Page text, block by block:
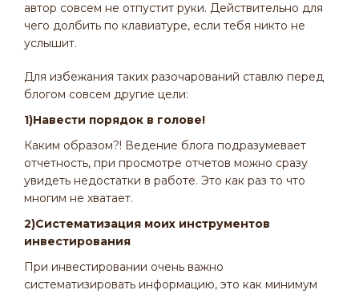
автор совсем не отпустит руки. Действительно для
чего долбить по клавиатуре, если тебя никто не
услышит.
Для избежания таких разочарований ставлю перед
блогом совсем другие цели:
1)Навести порядок в голове!
Каким образом?! Ведение блога подразумевает
отчетность, при просмотре отчетов можно сразу
увидеть недостатки в работе. Это как раз то что
многим не хватает.
2)Систематизация моих инструментов
инвестирования
При инвестировании очень важно
систематизировать информацию, это как минимум